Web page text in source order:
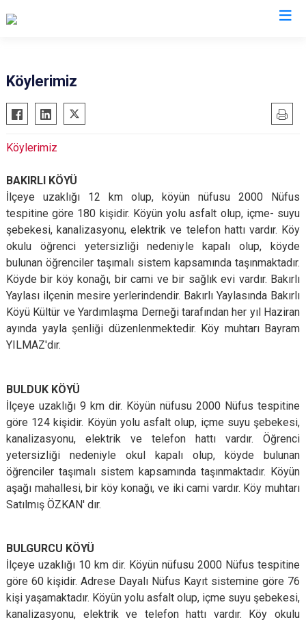
Atkaracalar
Bayramören
Çerkeş
Ilgaz
Kızılırmak
Yapraklı
Köylerimiz
Köylerimiz
BAKIRLI KÖYÜ
İlçeye uzaklığı 12 km olup, köyün nüfusu 2000 Nüfus
tespitine göre 180 kişidir. Köyün yolu asfalt olup, içme- suyu
şebekesi, kanalizasyonu, elektrik ve telefon hattı vardır. Köy
okulu öğrenci yetersizliği nedeniyle kapalı olup, köyde
bulunan öğrenciler taşımalı sistem kapsamında taşınmaktadır.
Köyde bir köy konağı, bir cami ve bir sağlık evi vardır. Bakırlı
Yaylası ilçenin mesire yerlerindendir. Bakırlı Yaylasında Bakırlı
Köyü Kültür ve Yardımlaşma Derneği tarafından her yıl Haziran
ayında yayla şenliği düzenlenmektedir. Köy muhtarı Bayram
YILMAZ'dır.
BULDUK KÖYÜ
İlçeye uzaklığı 9 km dir. Köyün nüfusu 2000 Nüfus tespitine
göre 124 kişidir. Köyün yolu asfalt olup, içme suyu şebekesi,
kanalizasyonu, elektrik ve telefon hattı vardır. Öğrenci
yetersizliği nedeniyle okul kapalı olup, köyde bulunan
öğrenciler taşımalı sistem kapsamında taşınmaktadır. Köyün
aşağı mahallesi, bir köy konağı, ve iki cami vardır. Köy muhtarı
Satılmış ÖZKAN' dır.
BULGURCU KÖYÜ
İlçeye uzaklığı 10 km dir. Köyün nüfusu 2000 Nüfus tespitine
göre 60 kişidir. Adrese Dayalı Nüfus Kayıt sistemine göre 76
kişi yaşamaktadır. Köyün yolu asfalt olup, içme suyu şebekesi,
kanalizasyonu, elektrik ve telefon hattı vardır. Köy okulu